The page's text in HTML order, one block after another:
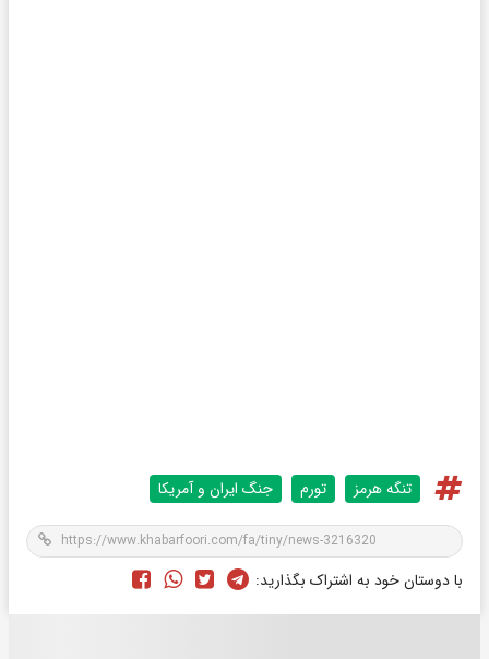
تنگه هرمز تورم جنگ ایران و آمریکا
با دوستان خود به اشتراک بگذارید: